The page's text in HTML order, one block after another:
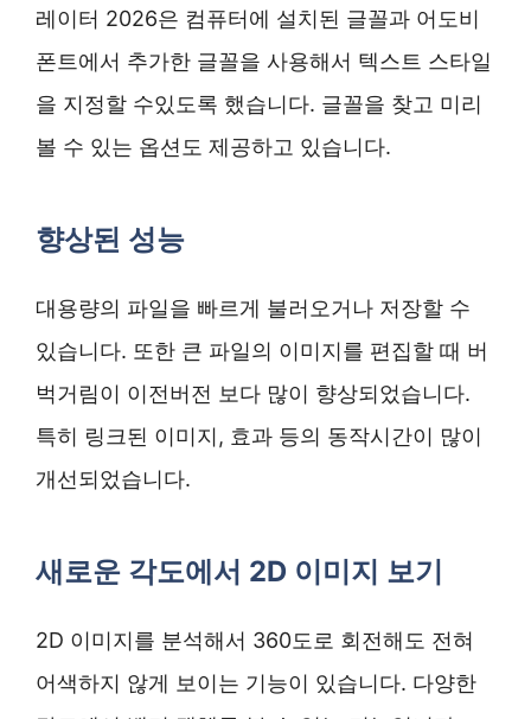
레이터 2026은 컴퓨터에 설치된 글꼴과 어도비
폰트에서 추가한 글꼴을 사용해서 텍스트 스타일
을 지정할 수있도록 했습니다. 글꼴을 찾고 미리
볼 수 있는 옵션도 제공하고 있습니다.
향상된 성능
대용량의 파일을 빠르게 불러오거나 저장할 수
있습니다. 또한 큰 파일의 이미지를 편집할 때 버
벅거림이 이전버전 보다 많이 향상되었습니다.
특히 링크된 이미지, 효과 등의 동작시간이 많이
개선되었습니다.
새로운 각도에서 2D 이미지 보기
2D 이미지를 분석해서 360도로 회전해도 전혀
어색하지 않게 보이는 기능이 있습니다. 다양한